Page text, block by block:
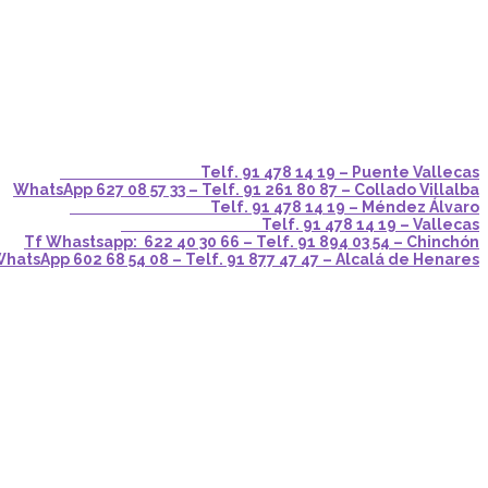
Telf. 91 478 14 19 – Puente Vallecas
WhatsApp 627 08 57 33 – Telf. 91 261 80 87 – Collado Villalba
Telf. 91 478 14 19 – Méndez Álvaro
Telf. 91 478 14 19 – Vallecas
Tf Whastsapp: 622 40 30 66 – Telf. 91 894 03 54 – Chinchón
602 68 54 08 – Telf. 91 877 47 47 – Alcalá de Henares